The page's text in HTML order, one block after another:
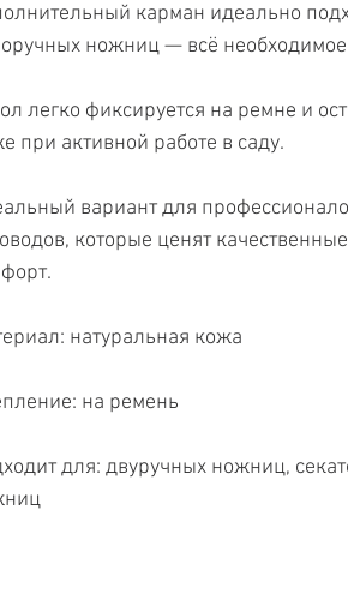
карман идеально
ножниц — всё необходимое
легко фиксируется на ремне и
при активной работе в саду.
вариант для
которые ценят
натуральная кожа
на ремень
для: двуручных ножниц,